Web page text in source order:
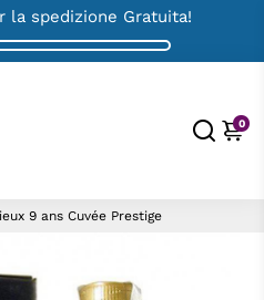
la spedizione Gratuita!
0
9 ans Cuvée Prestige